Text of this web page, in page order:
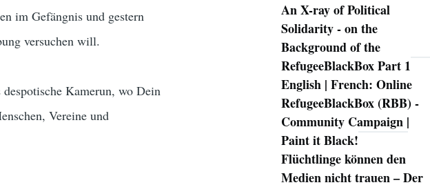
im Gefängnis und gestern
versuchen will.
Kamerun, wo Dein
Vereine und
Navigation
An X-ray of Political
Solidarity - on the
Background of the
RefugeeBlackBox Part 1
English | French: Online
RefugeeBlackBox (RBB) -
Community Campaign |
Paint it Black!
Flüchtlinge können den
Medien nicht trauen – Der